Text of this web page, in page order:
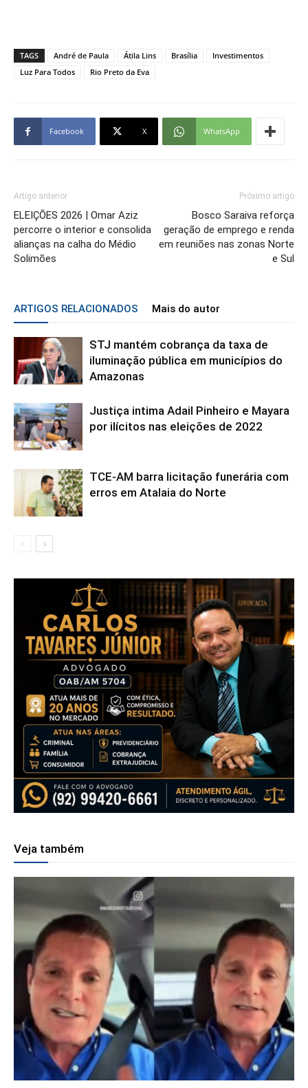
TAGS André de Paula Átila Lins Brasília
Investimentos
Luz Para Todos
Rio Preto da Eva
Facebook X WhatsApp
Artigo anterior
ELEIÇÕES 2026 | Omar Aziz
percorre o interior e consolida
alianças na calha do Médio
Solimões
Próximo artigo
Bosco Saraiva reforça
geração de emprego e renda
em reuniões nas zonas Norte
e Sul
ARTIGOS RELACIONADOS Mais do autor
STJ mantém cobrança da taxa de
iluminação pública em municípios do
Amazonas
Justiça intima Adail Pinheiro e Mayara
por ilícitos nas eleições de 2022
TCE-AM barra licitação funerária com
erros em Atalaia do Norte
Veja também